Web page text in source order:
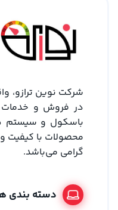
شرکت نوین ترازو،
در فروش و خدمات
باسکول و سیستم
محصولات با
گرامی می‌باشد.
دسته بندی